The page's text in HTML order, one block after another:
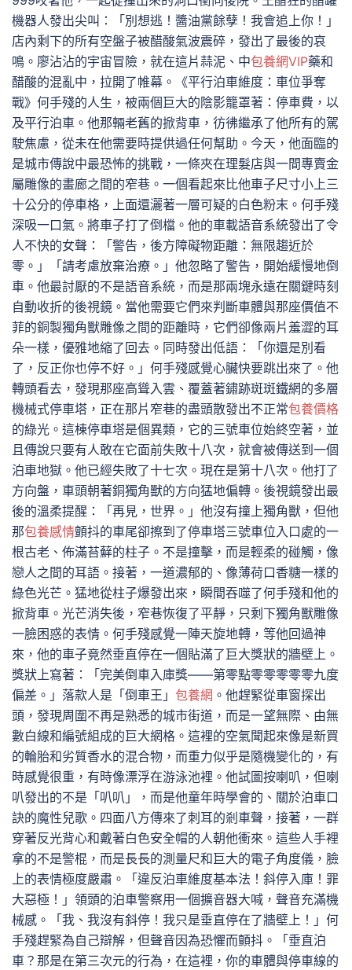
機器人發出尖叫：「別想逃！醬油黨餘孽！我會追上你！」
店內剩下的所有空盤子被醋酸氣波震碎，發出了最後的哀
鳴。廖沾沾的宇宙冒險，就在這片蒜泥、中包養網VIP藥和
醋酸的混亂中，拉開了帷幕。《平行泊車維度：車位爭奪
戰》何手殘的人生，被兩個巨大的陰影籠罩著：停車費，以
及平行泊車。他那輛老舊的掀背車，彷彿繼承了他所有的駕
駛焦慮，從未在他需要時提供過任何幫助。今天，他面臨的
是城市傳說中最恐怖的挑戰，一條夾在理髮店與一間專賣金
屬雕像的畫廊之間的窄巷。一個看起來比他車子尺寸小上三
十公分的停車格，上面還灑著一層可疑的白色粉末。何手殘
深吸一口氣。將車子打了倒檔。他的車載語音系統發出了令
人不快的女聲：「警告，後方障礙物距離：無限趨近於
零。」「請考慮放棄治療。」他忽略了警告，開始緩慢地倒
車。他最討厭的不是語音系統，而是那兩塊永遠在關鍵時刻
自動收折的後視鏡。當他需要它們來判斷車體與那座價值不
菲的銅製獨角獸雕像之間的距離時，它們卻像兩片羞澀的耳
朵一樣，優雅地縮了回去。同時發出低語：「你還是別看
了，反正你也停不好。」何手殘感覺心臟快要跳出來了。他
轉頭看去，發現那座高聳入雲、覆蓋著鏽跡斑斑鐵網的多層
機械式停車塔，正在那片窄巷的盡頭散發出不正常包養價格
的綠光。這棟停車塔是個異類，它的三號車位始終空著，並
且傳說只要有人敢在它面前失敗十八次，就會被傳送到一個
泊車地獄。他已經失敗了十七次。現在是第十八次。他打了
方向盤，車頭朝著銅獨角獸的方向猛地偏轉。後視鏡發出最
後的溫柔提醒：「再見，世界。」他沒有撞上獨角獸，但他
那包養感情顫抖的車尾卻擦到了停車塔三號車位入口處的一
根古老、佈滿苔蘚的柱子。不是撞擊，而是輕柔的碰觸，像
戀人之間的耳語。接著，一道濃郁的、像薄荷口香糖一樣的
綠色光芒。猛地從柱子爆發出來，瞬間吞噬了何手殘和他的
掀背車。光芒消失後，窄巷恢復了平靜，只剩下獨角獸雕像
一臉困惑的表情。何手殘感覺一陣天旋地轉，等他回過神
來，他的車子竟然垂直停在一個貼滿了巨大獎狀的牆壁上。
獎狀上寫著：「完美倒車入庫獎——第零點零零零零零九度
偏差。」落款人是「倒車王」 包養網 。他趕緊從車窗探出
頭，發現周圍不再是熟悉的城市街道，而是一望無際、由無
數白線和編號組成的巨大網格。這裡的空氣聞起來像是新買
的輪胎和劣質香水的混合物，而重力似乎是隨機變化的，有
時感覺很重，有時像漂浮在游泳池裡。他試圖按喇叭，但喇
叭發出的不是「叭叭」，而是他童年時學會的、關於泊車口
訣的魔性兒歌。四面八方傳來了刺耳的剎車聲，接著，一群
穿著反光背心和戴著白色安全帽的人朝他衝來。這些人手裡
拿的不是警棍，而是長長的測量尺和巨大的電子角度儀，臉
上的表情極度嚴肅。「違反泊車維度基本法！斜停入庫！罪
大惡極！」領頭的泊車警察用一個擴音器大喊，聲音充滿機
械感。「我、我沒有斜停！我只是垂直停在了牆壁上！」何
手殘趕緊為自己辯解，但聲音因為恐懼而顫抖。「垂直泊
車？那是在第三次元的行為，在這裡，你的車體與停車線的